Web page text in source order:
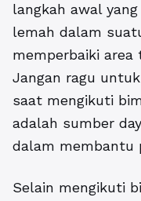
langkah awal
lemah dalam
memperbaiki
Jangan ragu
saat mengikuti
adalah sumber
dalam membantu
Selain mengikuti